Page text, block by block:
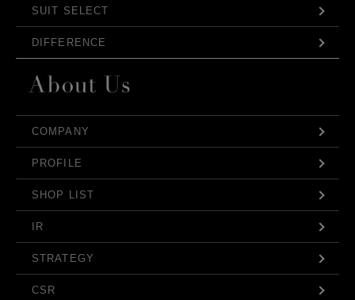
SUIT SELECT
DIFFERENCE
COMPANY
PROFILE
SHOP LIST
IR
STRATEGY
CSR